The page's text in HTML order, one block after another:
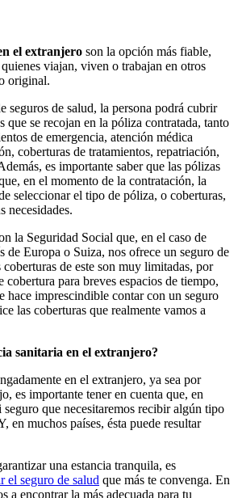
el extranjero son la opción más fiable,
viajan, viven o trabajan en otros
original.
seguros de salud, la persona podrá cubrir
que se recojan en la póliza contratada, tanto
de emergencia, atención médica
coberturas de tratamientos, repatriación,
es importante saber que las pólizas
en el momento de la contratación, la
seleccionar el tipo de póliza, o coberturas,
necesidades.
la Seguridad Social que, en el caso de
de Europa o Suiza, nos ofrece un seguro de
de este son muy limitadas, por
cobertura para breves espacios de tiempo,
hace imprescindible contar con un seguro
las coberturas que realmente vamos a
sanitaria en el extranjero?
en el extranjero, ya sea por
es importante tener en cuenta que, en
seguro que necesitaremos recibir algún tipo
en muchos países, ésta puede resultar
una estancia tranquila, es
el seguro de salud que más te convenga. En
a encontrar la más adecuada para tu